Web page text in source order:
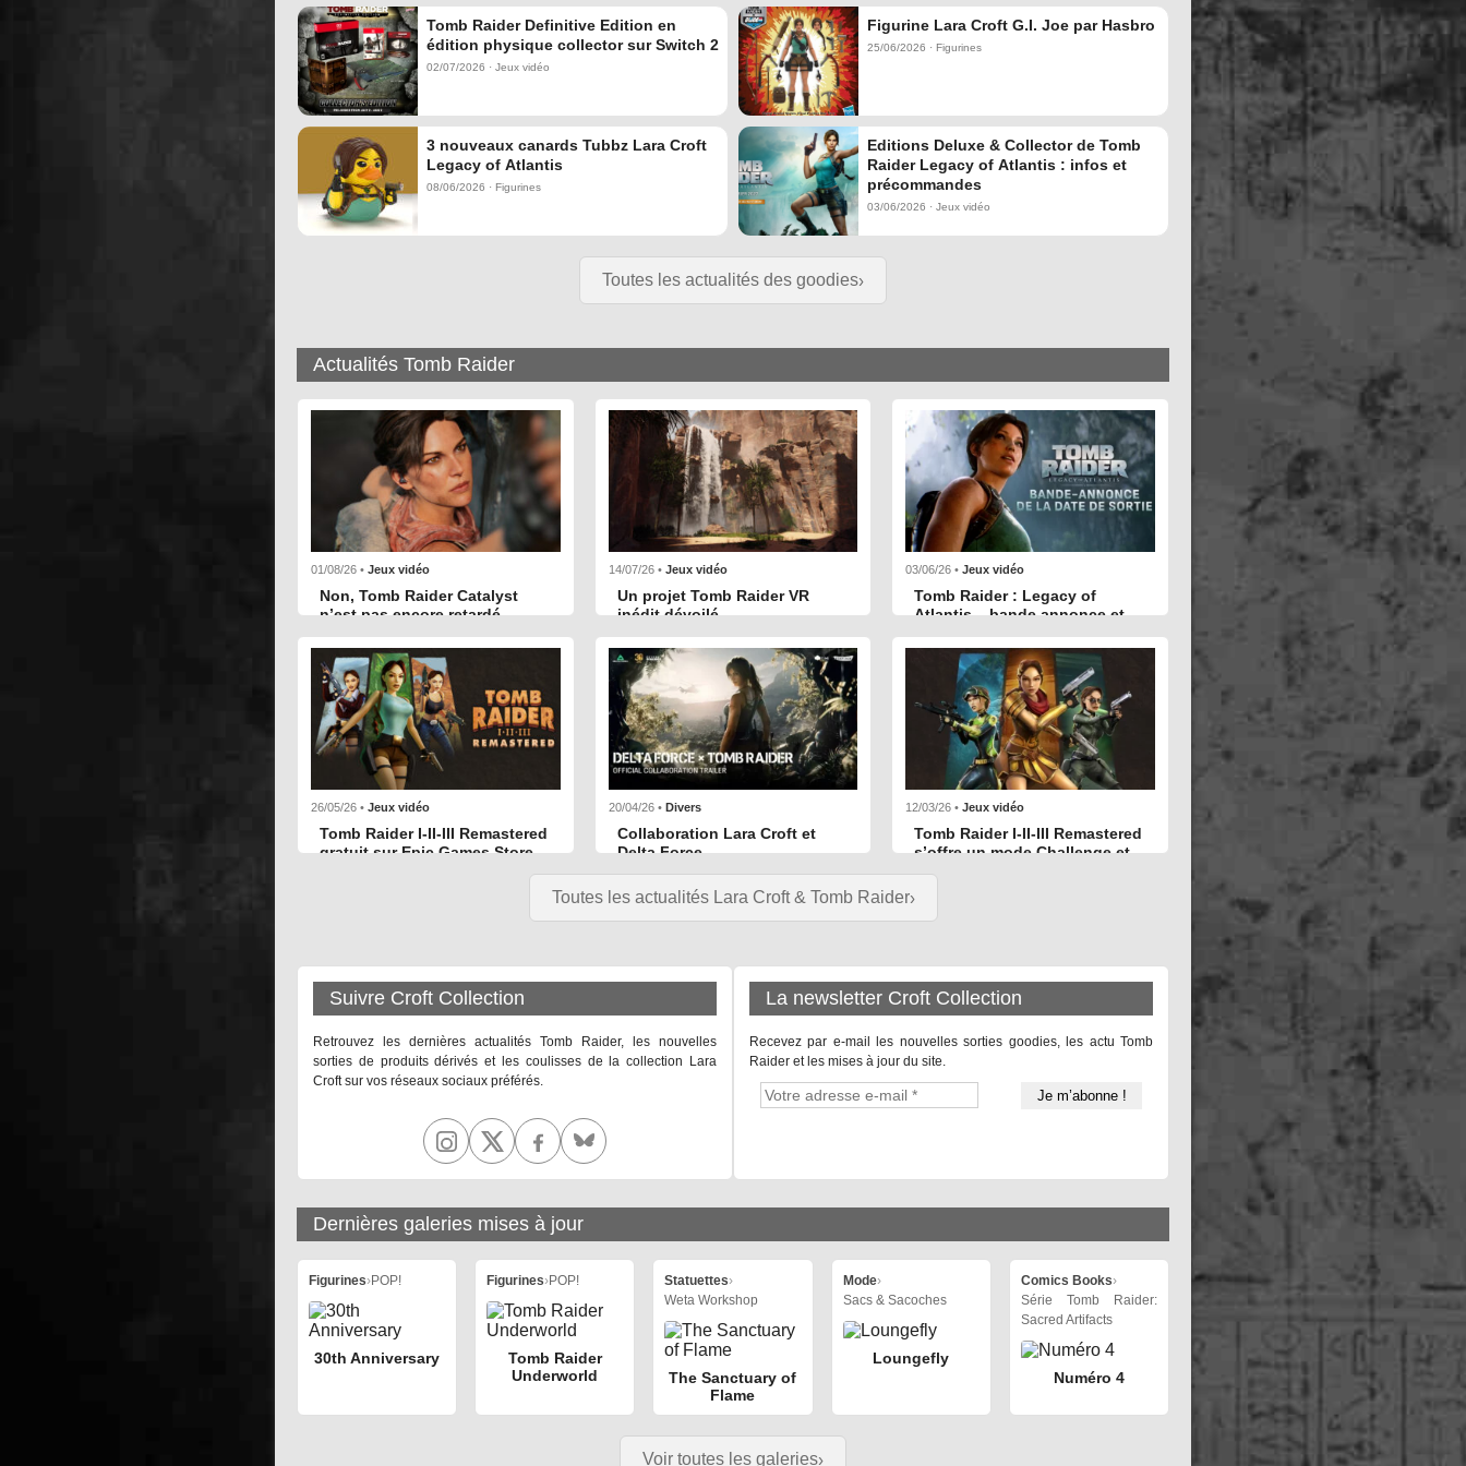
Tomb Raider Definitive Edition en
édition physique collector sur Switch 2
02/07/2026 · Jeux vidéo
Figurine Lara Croft G.I. Joe par Hasbro
25/06/2026 · Figurines
3 nouveaux canards Tubbz Lara Croft
Legacy of Atlantis
08/06/2026 · Figurines
Editions Deluxe & Collector de Tomb
Raider Legacy of Atlantis : infos et
précommandes
03/06/2026 · Jeux vidéo
Toutes les actualités des goodies
Actualités Tomb Raider
01/08/26 • Jeux vidéo
Non, Tomb Raider Catalyst
n’est pas encore retardé
En savoir plus
14/07/26 • Jeux vidéo
Un projet Tomb Raider VR
inédit dévoilé
En savoir plus
03/06/26 •Jeux vidéo
Tomb Raider : Legacy of
Atlantis – bande annonce et
En savoir plus
26/05/26 • Jeux vidéo
Tomb Raider I-II-III Remastered
gratuit sur Epic Games Store
20/04/26 • Divers
Collaboration Lara Croft et
Delta Force
12/03/26 •Jeux vidéo
Tomb Raider I-II-III Remastered
s’offre un mode Challenge et
Toutes les actualités Lara Croft & Tomb Raider
Suivre Croft Collection
Retrouvez les dernières actualités Tomb Raider, les nouvelles
sorties de produits dérivés et les coulisses de la collection Lara
Croft sur vos réseaux sociaux préférés.
La newsletter Croft Collection
Recevez par e-mail les nouvelles sorties goodies, les actu Tomb
Raider et les mises à jour du site.
Dernières galeries mises à jour
Figurines›POP!
30th Anniversary
Figurines›POP!
Tomb Raider
Underworld
Statuettes›
Weta Workshop
The Sanctuary of
Flame
Mode›
Sacs & Sacoches
Loungefly
Comics Books›
Série Tomb Raider:
Sacred Artifacts
Numéro 4
Voir toutes les galeries